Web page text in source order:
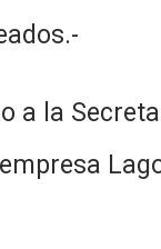
la